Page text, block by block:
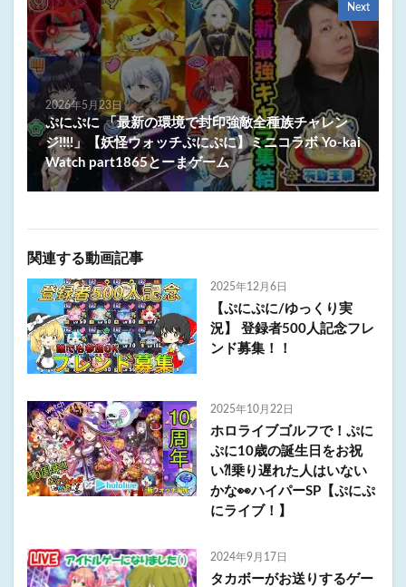
Next
2026年5月23日
ぷにぷに 「最新の環境で封印強敵全種族チャレン
ジ!!!!」【妖怪ウォッチぷにぷに】ミニコラボ Yo-kai
Watch part1865とーまゲーム
関連する動画記事
2025年12月6日
【ぷにぷに/ゆっくり実
況】 登録者500人記念フレ
ンド募集！！
2025年10月22日
ホロライブゴルフで！ぷに
ぷに10歳の誕生日をお祝
い⁈乗り遅れた人はいない
かな👀ハイパーSP【ぷにぷ
にライブ！】
2024年9月17日
タカボーがお送りするゲー